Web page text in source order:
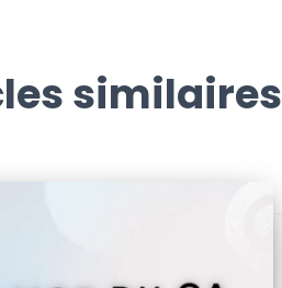
similaires